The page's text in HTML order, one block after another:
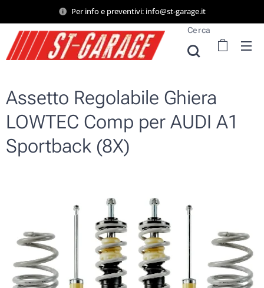
Per info e preventivi: info@st-garage.it
Cerca
Assetto Regolabile Ghiera
LOWTEC Comp per AUDI A1
Sportback (8X)